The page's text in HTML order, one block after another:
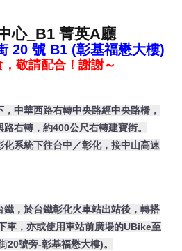
心_B1 菁英A廳
20 號 B1 (彰基福懋大樓)
敬請配合！謝謝～
中華西路右轉中央路經中央路橋，
右轉，約400公尺右轉建寶街。
化系統下往台中／彰化，接中山高速
鐵，於台鐵彰化火車站出站後，轉搭
車，亦或使用車站前廣場的UBike至
20號旁-彰基福懋大樓)。